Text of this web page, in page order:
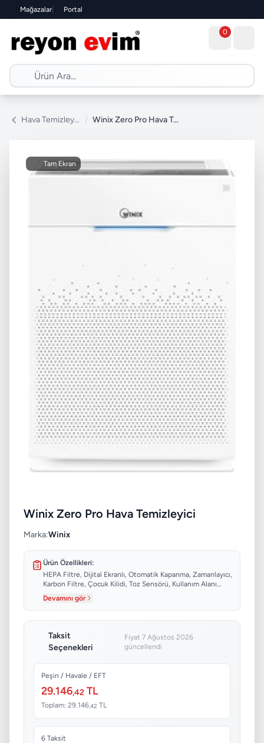
Mağazalar| Portal
0
Hava Temizleyici / Winix Zero Pro Hava Temizleyici
Tam Ekran
Winix Zero Pro Hava Temizleyici
Marka:Winix
Ürün Özellikleri:
HEPA Filtre, Dijital Ekranlı, Otomatik Kapanma, Zamanlayıcı,
Karbon Filtre, Çocuk Kilidi, Toz Sensörü, Kullanım Alanı
(Maksimum)...
Devamını gör
Taksit
Seçenekleri
Fiyat 7 Ağustos 2026
güncellendi
Peşin / Havale / EFT
29.146,42 TL
Toplam: 29.146,42 TL
6 Taksit